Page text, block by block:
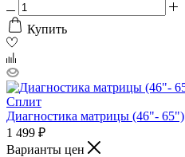
Купить
Сплит
Диагностика матрицы (46"- 65")
1 499 ₽
Варианты цен